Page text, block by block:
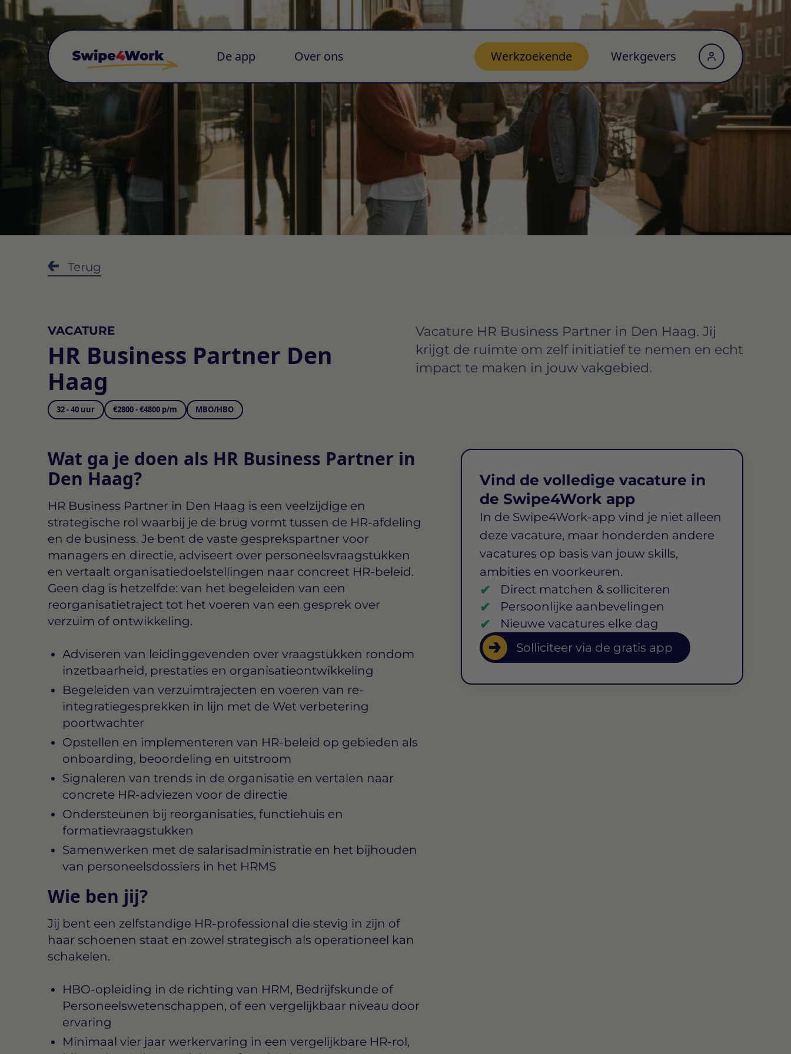
De app Over ons Werkzoekende Werkgevers
Terug
VACATURE
HR Business Partner Den
Haag
32 - 40 uur €2800 - €4800 p/m MBO/HBO
Vacature HR Business Partner in Den Haag. Jij
krijgt de ruimte om zelf initiatief te nemen en echt
impact te maken in jouw vakgebied.
Wat ga je doen als HR Business Partner in
Den Haag?
HR Business Partner in Den Haag is een veelzijdige en
strategische rol waarbij je de brug vormt tussen de HR-afdeling
en de business. Je bent de vaste gesprekspartner voor
managers en directie, adviseert over personeelsvraagstukken
en vertaalt organisatiedoelstellingen naar concreet HR-beleid.
Geen dag is hetzelfde: van het begeleiden van een
reorganisatietraject tot het voeren van een gesprek over
verzuim of ontwikkeling.
Adviseren van leidinggevenden over vraagstukken rondom
inzetbaarheid, prestaties en organisatieontwikkeling
Begeleiden van verzuimtrajecten en voeren van re-
integratiegesprekken in lijn met de Wet verbetering
poortwachter
Opstellen en implementeren van HR-beleid op gebieden als
onboarding, beoordeling en uitstroom
Signaleren van trends in de organisatie en vertalen naar
concrete HR-adviezen voor de directie
Ondersteunen bij reorganisaties, functiehuis en
formatievraagstukken
Samenwerken met de salarisadministratie en het bijhouden
van personeelsdossiers in het HRMS
Wie ben jij?
Jij bent een zelfstandige HR-professional die stevig in zijn of
haar schoenen staat en zowel strategisch als operationeel kan
schakelen.
HBO-opleiding in de richting van HRM, Bedrijfskunde of
Personeelswetenschappen, of een vergelijkbaar niveau door
ervaring
Minimaal vier jaar werkervaring in een vergelijkbare HR-rol,
Vind de volledige vacature in
de Swipe4Work app
In de Swipe4Work-app vind je niet alleen
deze vacature, maar honderden andere
vacatures op basis van jouw skills,
ambities en voorkeuren.
Direct matchen & solliciteren
Persoonlijke aanbevelingen
Nieuwe vacatures elke dag
Solliciteer via de gratis app